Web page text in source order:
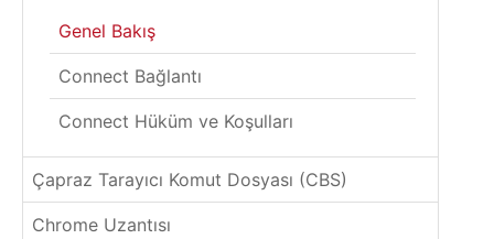
Genel Bakış
Connect Bağlantı
Connect Hüküm ve Koşulları
Çapraz Tarayıcı Komut Dosyası (CBS)
Chrome Uzantısı